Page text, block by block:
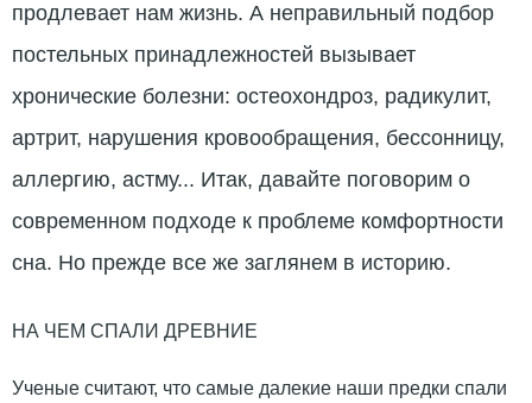
продлевает нам жизнь. А неправильный подбор
постельных принадлежностей вызывает
хронические болезни: остеохондроз, радикулит,
артрит, нарушения кровообращения, бессонницу,
аллергию, астму... Итак, давайте поговорим о
современном подходе к проблеме комфортности
сна. Но прежде все же заглянем в историю.
НА ЧЕМ СПАЛИ ДРЕВНИЕ
Ученые считают, что самые далекие наши предки спали